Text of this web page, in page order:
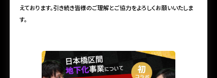
えております。引き続き皆様のご理解とご協力をよろしくお願いいたしま
す。